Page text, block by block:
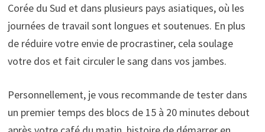
Corée du Sud et dans plusieurs pays asiatiques, où les
journées de travail sont longues et soutenues. En plus
de réduire votre envie de procrastiner, cela soulage
votre dos et fait circuler le sang dans vos jambes.
Personnellement, je vous recommande de tester dans
un premier temps des blocs de 15 à 20 minutes debout